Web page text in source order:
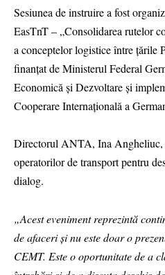
Sesiunea de instruire a fost
EasTnT – „Consolidarea rutelor
a conceptelor logistice între țările
finanțat de Ministerul Federal
Economică și Dezvoltare și
Cooperare Internațională a
Directorul ANTA, Ina Angheliuc,
operatorilor de transport pentru
dialog.
„Acest eveniment reprezintă
de afaceri și nu este doar o
CEMT. Este o oportunitate de a